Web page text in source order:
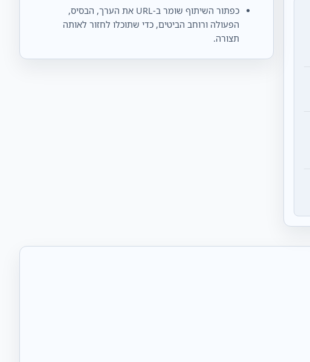
כפתור השיתוף שומר ב‑URL את הערך, הבסיס,
הפעולה ורוחב הביטים, כדי שתוכלו לחזור לאותה
תצורה.